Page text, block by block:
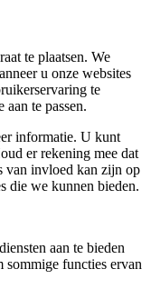
te plaatsen. We
u onze websites
te
te passen.
informatie. U kunt
er rekening mee dat
van invloed kan zijn op
die we kunnen bieden.
aan te bieden
sommige functies ervan